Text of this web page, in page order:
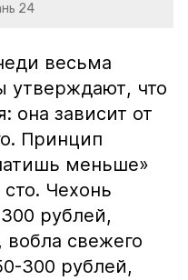
24
весьма
утверждают, что
она зависит от
Принцип
меньше»
сто. Чехонь
рублей,
вобла свежего
300 рублей,